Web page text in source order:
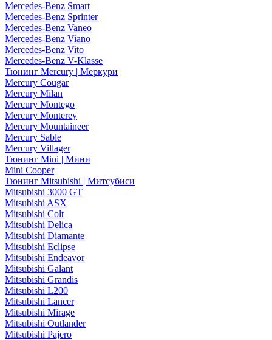
Mercedes-Benz Smart
Mercedes-Benz Sprinter
Mercedes-Benz Vaneo
Mercedes-Benz Viano
Mercedes-Benz Vito
Mercedes-Benz V-Klasse
Тюнинг Mercury | Меркури
Mercury Cougar
Mercury Milan
Mercury Montego
Mercury Monterey
Mercury Mountaineer
Mercury Sable
Mercury Villager
Тюнинг Mini | Мини
Mini Cooper
Тюнинг Mitsubishi | Митсубиси
Mitsubishi 3000 GT
Mitsubishi ASX
Mitsubishi Colt
Mitsubishi Delica
Mitsubishi Diamante
Mitsubishi Eclipse
Mitsubishi Endeavor
Mitsubishi Galant
Mitsubishi Grandis
Mitsubishi L200
Mitsubishi Lancer
Mitsubishi Mirage
Mitsubishi Outlander
Mitsubishi Pajero